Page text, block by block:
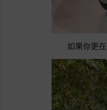
如果你更